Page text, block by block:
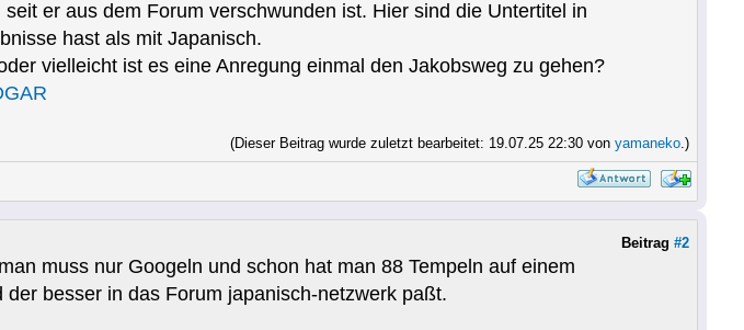
er aus dem Forum verschwunden ist. Hier sind die Untertitel in
hast als mit Japanisch.
vielleicht ist es eine Anregung einmal den Jakobsweg zu gehen?
(Dieser Beitrag wurde zuletzt bearbeitet: 19.07.25 22:30 von yamaneko.)
Beitrag #2
muss nur Googeln und schon hat man 88 Tempeln auf einem
besser in das Forum japanisch-netzwerk paßt.